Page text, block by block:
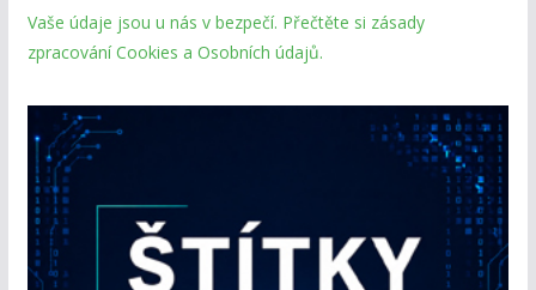
Vaše údaje jsou u nás v bezpečí. Přečtěte si zásady
zpracování Cookies a Osobních údajů.